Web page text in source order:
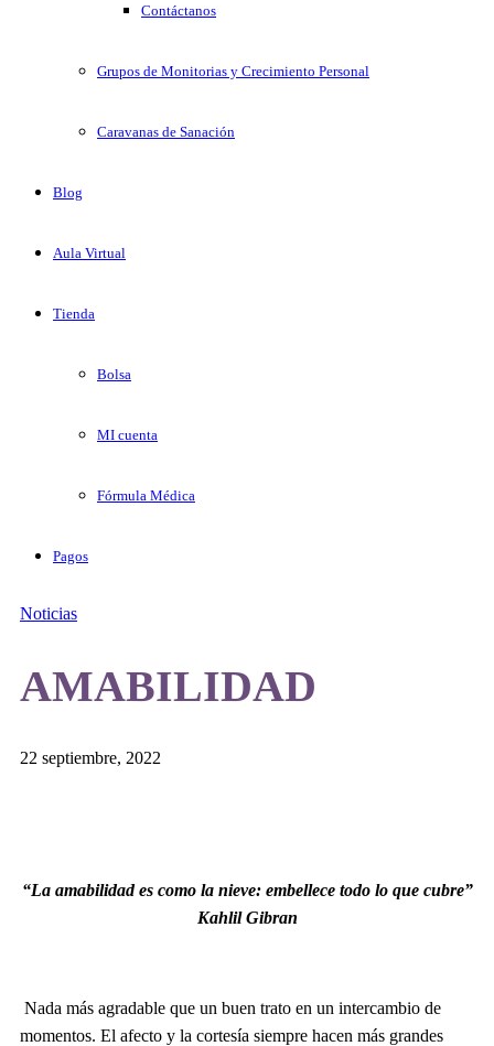
Contáctanos
Grupos de Monitorias y Crecimiento Personal
Caravanas de Sanación
Blog
Aula Virtual
Tienda
Bolsa
MI cuenta
Fórmula Médica
Pagos
Noticias
AMABILIDAD
22 septiembre, 2022
“La amabilidad es como la nieve: embellece todo lo que cubre”
Kahlil Gibran
Nada más agradable que un buen trato en un intercambio de
momentos. El afecto y la cortesía siempre hacen más grandes